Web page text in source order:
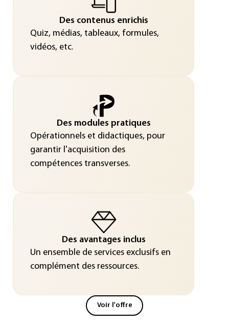
Des contenus enrichis
Quiz, médias, tableaux, formules,
vidéos, etc.
Des modules pratiques
Opérationnels et didactiques, pour
garantir l'acquisition des
compétences transverses.
Des avantages inclus
Un ensemble de services exclusifs en
complément des ressources.
Voir l'offre